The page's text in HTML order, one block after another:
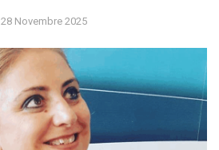
28 Novembre 2025